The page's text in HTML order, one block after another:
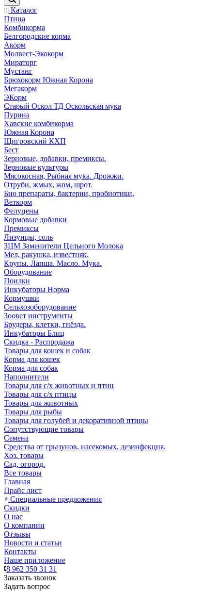
Каталог
Птица
Комбикорма
Белгородские корма
Акорм
Молвест-Экокорм
Мираторг
Мустанг
Брюхокорм Южная Корона
Мегакорм
ЭКорм
Старый Оскол ТД Оскольская мука
Пурина
Хавские комбикорма
Южная Корона
Щигровский КХП
Бест
Зерновые, добавки, премиксы.
Зерновые культуры
Мясокосная, Рыбная мука. Дрожжи.
Отруби, жмых, жом, шрот.
Био препараты, бактерии, пробиотики,
Веткорм
Фелуцены
Кормовые добавки
Премиксы
Лизунцы, соль
ЗЦМ Заменители Цельного Молока
Мел, ракушка, известняк.
Крупы. Лапша. Масло. Мука.
Оборудование
Поилки
Инкубаторы Норма
Кормушки
Сельхозоборудование
Зоовет инструменты
Брудеры, клетки, гнёзда.
Инкубаторы Блиц
Скидка - Распродажа
Товары для кошек и собак
Корма для кошек
Корма для собак
Наполнители
Товары для с/х животных и птиц
Товары для с/х птицы
Товары для животных
Товары для рыбы
Товары для голубей и декоративной птицы
Сопутствующие товары
Семена
Средства от грызунов, насекомых, дезинфекция.
Хоз. товары
Сад, огород.
Все товары
Главная
Прайс лист
Специальные предложения
Скидки
О нас
О компании
Отзывы
Новости и статьи
Контакты
Наше приложение
8 962 350 31 31
Заказать звонок
Задать вопрос